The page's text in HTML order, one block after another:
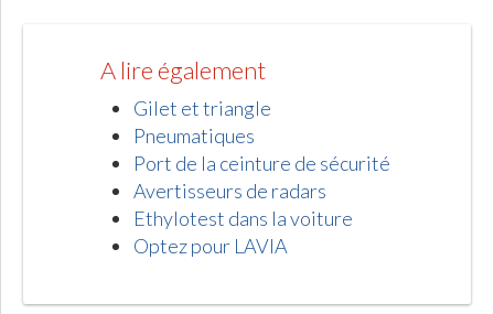
A lire également
Gilet et triangle
Pneumatiques
Port de la ceinture de sécurité
Avertisseurs de radars
Ethylotest dans la voiture
Optez pour LAVIA